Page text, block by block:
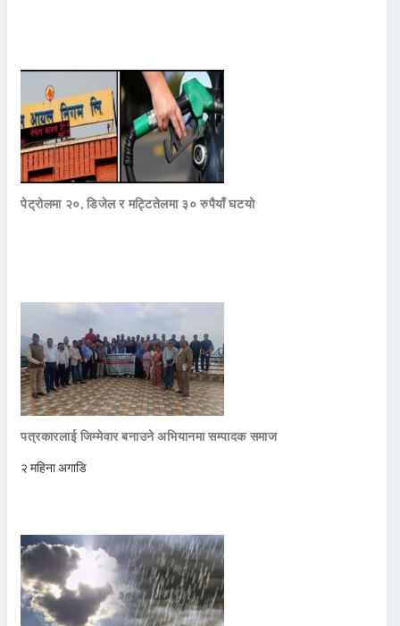
पेट्रोलमा २०, डिजेल र मट्टितेलमा ३० रुपैयाँ घटयो
पत्रकारलाई जिम्मेवार बनाउने अभियानमा सम्पादक समाज
२ महिना अगाडि